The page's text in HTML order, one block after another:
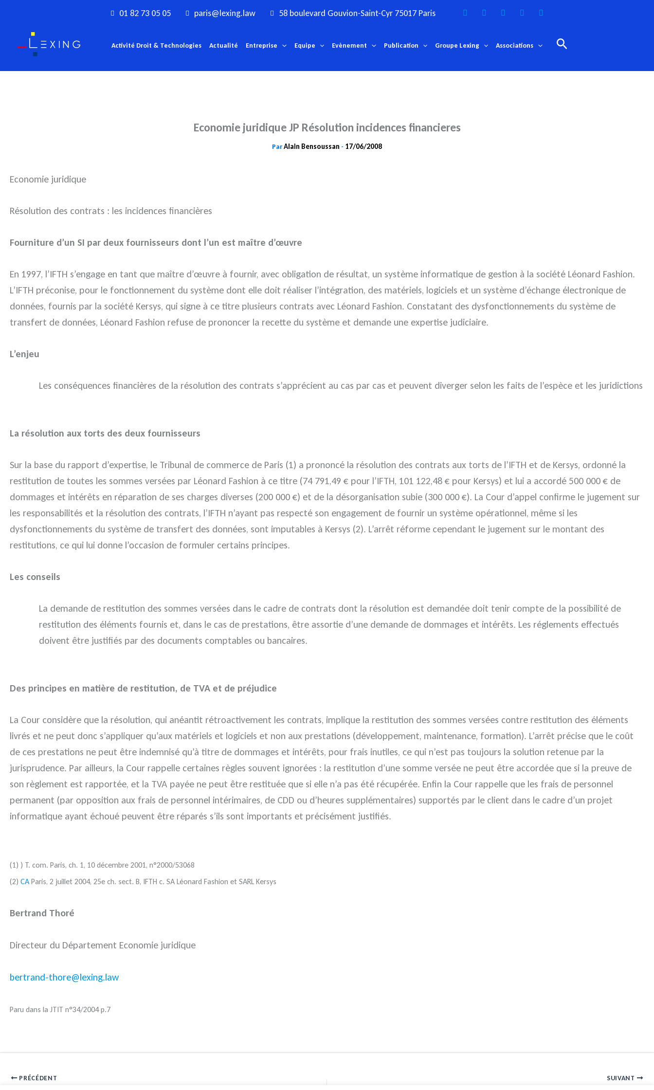
contenu
01 82 73 05 05 paris@lexing.law 58 boulevard Gouvion-Saint-Cyr 75017 Paris
Activité Droit & Technologies Actualité Entreprise Equipe Evènement Publication Groupe Lexing Associations Rechercher
Economie juridique JP Résolution incidences financieres
ParAlain Bensoussan - 17/06/2008
Economie juridique
Résolution des contrats : les incidences financières
Fourniture d’un SI par deux fournisseurs dont l’un est maître d’œuvre
En 1997, l’IFTH s’engage en tant que maître d’œuvre à fournir, avec obligation de résultat, un système informatique de gestion à la société Léonard Fashion.
L’IFTH préconise, pour le fonctionnement du système dont elle doit réaliser l’intégration, des matériels, logiciels et un système d’échange électronique de
données, fournis par la société Kersys, qui signe à ce titre plusieurs contrats avec Léonard Fashion. Constatant des dysfonctionnements du système de
transfert de données, Léonard Fashion refuse de prononcer la recette du système et demande une expertise judiciaire.
L’enjeu
Les conséquences financières de la résolution des contrats s’apprécient au cas par cas et peuvent diverger selon les faits de l’espèce et les juridictions
La résolution aux torts des deux fournisseurs
Sur la base du rapport d’expertise, le Tribunal de commerce de Paris (1) a prononcé la résolution des contrats aux torts de l’IFTH et de Kersys, ordonné la
restitution de toutes les sommes versées par Léonard Fashion à ce titre (74 791,49 € pour l’IFTH, 101 122,48 € pour Kersys) et lui a accordé 500 000 € de
dommages et intérêts en réparation de ses charges diverses (200 000 €) et de la désorganisation subie (300 000 €). La Cour d’appel confirme le jugement sur
les responsabilités et la résolution des contrats, l’IFTH n’ayant pas respecté son engagement de fournir un système opérationnel, même si les
dysfonctionnements du système de transfert des données, sont imputables à Kersys (2). L’arrêt réforme cependant le jugement sur le montant des
restitutions, ce qui lui donne l’occasion de formuler certains principes.
Les conseils
La demande de restitution des sommes versées dans le cadre de contrats dont la résolution est demandée doit tenir compte de la possibilité de
restitution des éléments fournis et, dans le cas de prestations, être assortie d’une demande de dommages et intérêts. Les réglements effectués
doivent être justifiés par des documents comptables ou bancaires.
Des principes en matière de restitution, de TVA et de préjudice
La Cour considère que la résolution, qui anéantit rétroactivement les contrats, implique la restitution des sommes versées contre restitution des éléments
livrés et ne peut donc s’appliquer qu’aux matériels et logiciels et non aux prestations (développement, maintenance, formation). L’arrêt précise que le coût
de ces prestations ne peut être indemnisé qu’à titre de dommages et intérêts, pour frais inutiles, ce qui n’est pas toujours la solution retenue par la
jurisprudence. Par ailleurs, la Cour rappelle certaines règles souvent ignorées : la restitution d’une somme versée ne peut être accordée que si la preuve de
son règlement est rapportée, et la TVA payée ne peut être restituée que si elle n’a pas été récupérée. Enfin la Cour rappelle que les frais de personnel
permanent (par opposition aux frais de personnel intérimaires, de CDD ou d’heures supplémentaires) supportés par le client dans le cadre d’un projet
informatique ayant échoué peuvent être réparés s’ils sont importants et précisément justifiés.
(1) ) T. com. Paris, ch. 1, 10 décembre 2001, n°2000/53068
(2) CA Paris, 2 juillet 2004, 25e ch. sect. B, IFTH c. SA Léonard Fashion et SARL Kersys
Bertrand Thoré
Directeur du Département Economie juridique
bertrand-thore@lexing.law
Paru dans la JTIT n°34/2004 p.7
PRÉCÉDENT SUIVANT